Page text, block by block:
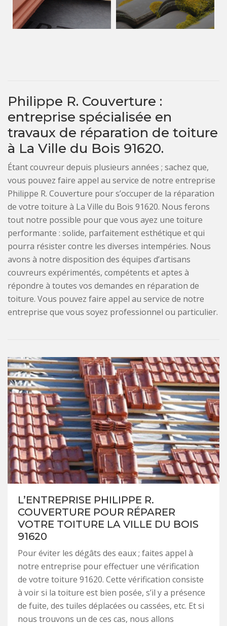
Philippe R. Couverture :
entreprise spécialisée en
travaux de réparation de toiture
à La Ville du Bois 91620.
Étant couvreur depuis plusieurs années ; sachez que,
vous pouvez faire appel au service de notre entreprise
Philippe R. Couverture pour s’occuper de la réparation
de votre toiture à La Ville du Bois 91620. Nous ferons
tout notre possible pour que vous ayez une toiture
performante : solide, parfaitement esthétique et qui
pourra résister contre les diverses intempéries. Nous
avons à notre disposition des équipes d’artisans
couvreurs expérimentés, compétents et aptes à
répondre à toutes vos demandes en réparation de
toiture. Vous pouvez faire appel au service de notre
entreprise que vous soyez professionnel ou particulier.
L’ENTREPRISE PHILIPPE R.
COUVERTURE POUR RÉPARER
VOTRE TOITURE LA VILLE DU BOIS
91620
Pour éviter les dégâts des eaux ; faites appel à
notre entreprise pour effectuer une vérification
de votre toiture 91620. Cette vérification consiste
à voir si la toiture est bien posée, s’il y a présence
de fuite, des tuiles déplacées ou cassées, etc. Et si
nous trouvons un de ces cas, nous allons